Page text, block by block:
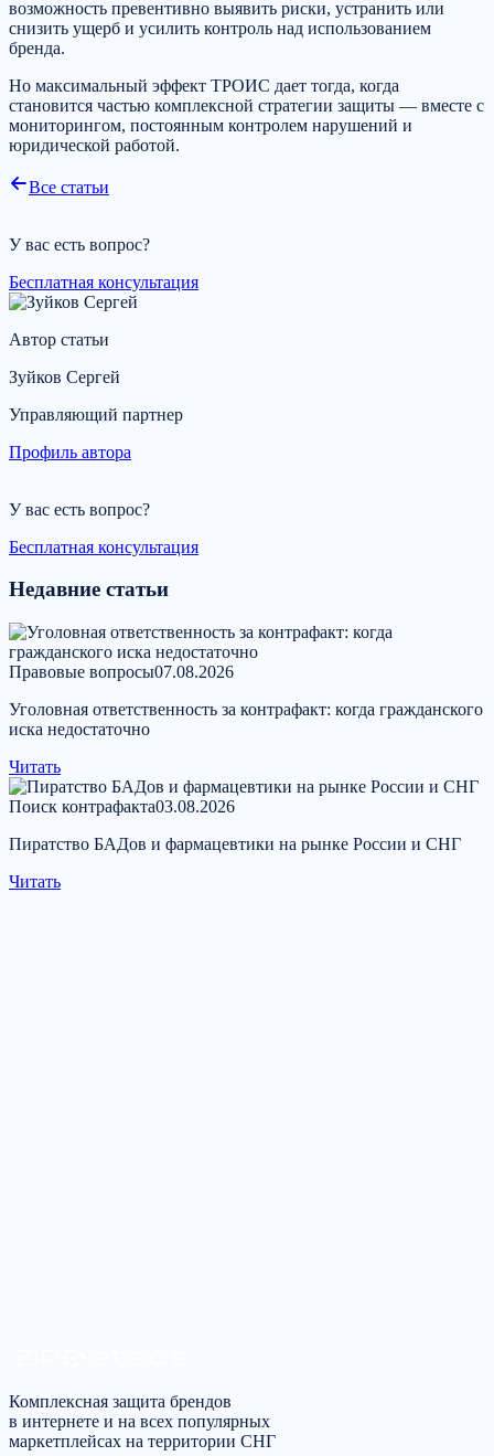
возможность превентивно выявить риски, устранить или
снизить ущерб и усилить контроль над использованием
бренда.
Но максимальный эффект ТРОИС дает тогда, когда
становится частью комплексной стратегии защиты — вместе с
мониторингом, постоянным контролем нарушений и
юридической работой.
Все статьи
У вас есть вопрос?
Бесплатная консультация
Автор статьи
Зуйков Сергей
Управляющий партнер
Профиль автора
У вас есть вопрос?
Бесплатная консультация
Недавние статьи
Правовые вопросы07.08.2026
Уголовная ответственность за контрафакт: когда гражданского
иска недостаточно
Читать
Поиск контрафакта03.08.2026
Пиратство БАДов и фармацевтики на рынке России и СНГ
Читать
Комплексная защита брендов
в интернете и на всех популярных
маркетплейсах на территории СНГ